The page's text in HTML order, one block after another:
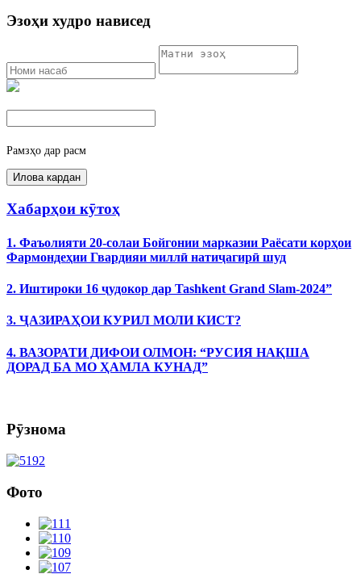
Эзоҳи худро нависед
Рамзҳо дар расм
Хабарҳои кӯтоҳ
1. Фаъолияти 20-солаи Бойгонии марказии Раёсати корҳои
Фармондеҳии Гвардияи миллӣ натиҷагирӣ шуд
2. Иштироки 16 ҷудокор дар Tashkent Grand Slam-2024”
3. ҶАЗИРАҲОИ КУРИЛ МОЛИ КИСТ?
4. ВАЗОРАТИ ДИФОИ ОЛМОН: “РУСИЯ НАҚША
ДОРАД БА МО ҲАМЛА КУНАД”
Рӯзнома
Фото